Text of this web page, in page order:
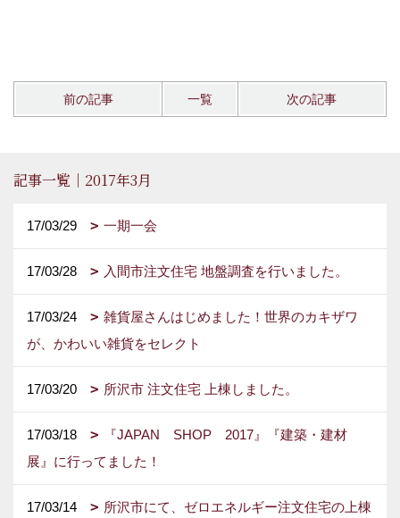
前の記事 一覧 次の記事
記事一覧｜2017年3月
17/03/29 一期一会
17/03/28 入間市注文住宅 地盤調査を行いました。
17/03/24
雑貨屋さんはじめました！世界のカキザワ
が、かわいい雑貨をセレクト
17/03/20 所沢市 注文住宅 上棟しました。
17/03/18
『JAPAN SHOP 2017』『建築・建材
展』に行ってました！
17/03/14
所沢市にて、ゼロエネルギー注文住宅の上棟